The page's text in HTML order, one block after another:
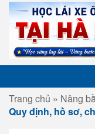
Trang chủ » Nâng
Quy định, hồ sơ,